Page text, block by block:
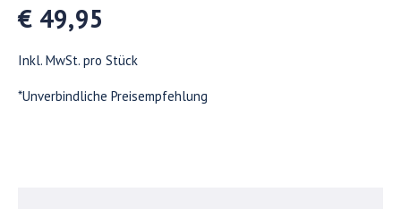
€ 49,95
Inkl. MwSt. pro Stück
*Unverbindliche Preisempfehlung